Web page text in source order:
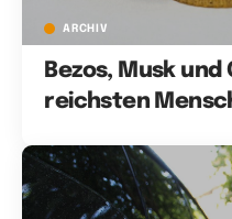
ARCHIV
Bezos, Musk und
reichsten